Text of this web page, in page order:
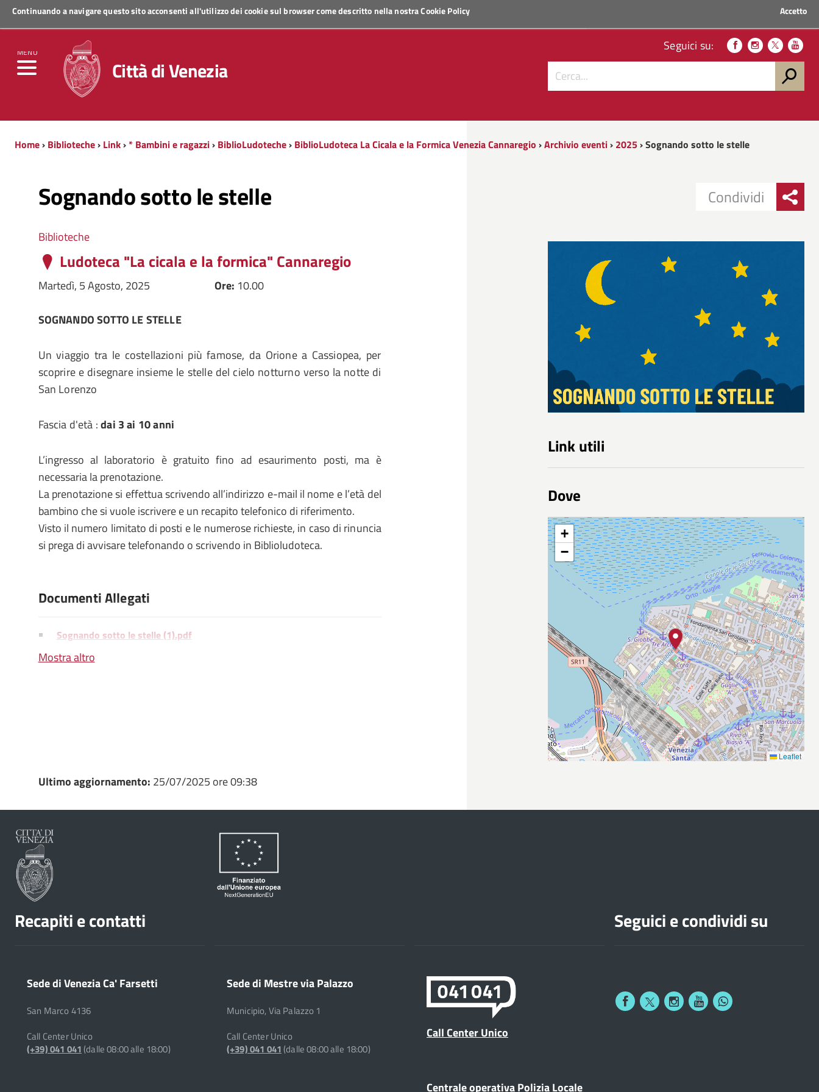
Continuando a navigare questo sito acconsenti all'utilizzo dei cookie sul browser come descritto nella nostraCookie Policy Accetto
MENU
Regione Veneto
Città di Venezia
Seguici su:
Home› Biblioteche› Link›* Bambini e ragazzi› BiblioLudoteche› BiblioLudoteca La Cicala e la Formica Venezia Cannaregio ›Archivio eventi› 2025› Sognando sotto le stelle
Sognando sotto le stelle
Biblioteche
Ludoteca "La cicala e la formica" Cannaregio
Martedì, 5 Agosto, 2025 Ore: 10.00
SOGNANDO SOTTO LE STELLE
Un viaggio tra le costellazioni più famose, da Orione a Cassiopea, per
scoprire e disegnare insieme le stelle del cielo notturno verso la notte di
San Lorenzo
Fascia d'età :dai 3 ai 10 anni
L’ingresso al laboratorio è gratuito fino ad esaurimento posti, ma è
necessaria la prenotazione.
La prenotazione si effettua scrivendo all’indirizzo e-mail il nome e l’età del
bambino che si vuole iscrivere e un recapito telefonico di riferimento.
Visto il numero limitato di posti e le numerose richieste, in caso di rinuncia
si prega di avvisare telefonando o scrivendo in Biblioludoteca.
Documenti Allegati
Sognando sotto le stelle (1).pdf
Mostra altro
Condividi
Link utili
Dove
+
−
Leaflet
Ultimo aggiornamento: 25/07/2025 ore 09:38
Recapiti e contatti
Sede di Venezia Ca' Farsetti
San Marco 4136
Call Center Unico
(+39) 041 041(dalle 08:00 alle 18:00)
Sede di Mestre via Palazzo
Municipio, Via Palazzo 1
Call Center Unico
(+39) 041 041(dalle 08:00 alle 18:00)
Call Center Unico
Centrale operativa Polizia Locale
Seguici e condividi su